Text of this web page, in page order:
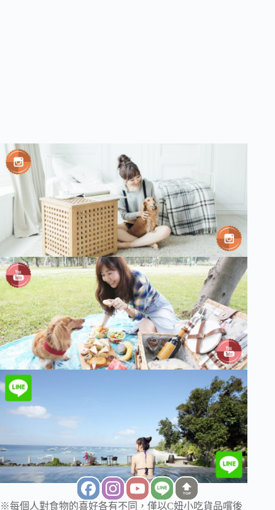
※每個人對食物的喜好各有不同，僅以C妞小吃貨品嚐後
TOP